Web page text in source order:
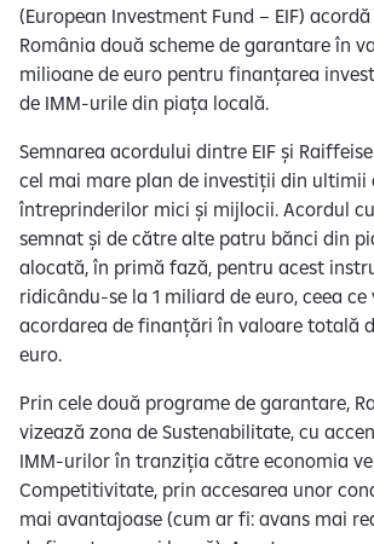
(European Investment Fund – EIF)
România două scheme de garantare în
milioane de euro pentru finanțarea
de IMM-urile din piața locală.
Semnarea acordului dintre EIF și
cel mai mare plan de investiții din ultimii
întreprinderilor mici și mijlocii. Acordul
semnat și de către alte patru bănci din
alocată, în primă fază, pentru acest
ridicându-se la 1 miliard de euro, ceea
acordarea de finanțări în valoare totală
euro.
Prin cele două programe de garantare,
vizează zona de Sustenabilitate, cu
IMM-urilor în tranziția către economia
Competitivitate, prin accesarea unor
mai avantajoase (cum ar fi: avans mai